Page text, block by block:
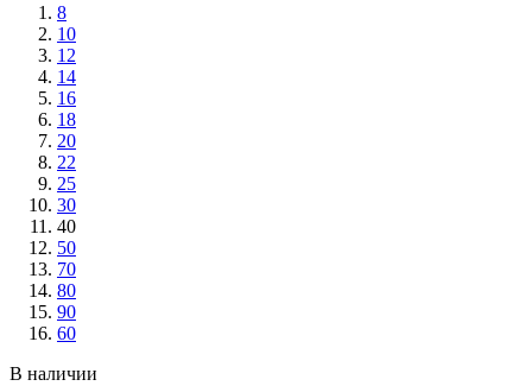
8
10
12
14
16
18
20
22
25
30
40
50
70
80
90
60
В наличии